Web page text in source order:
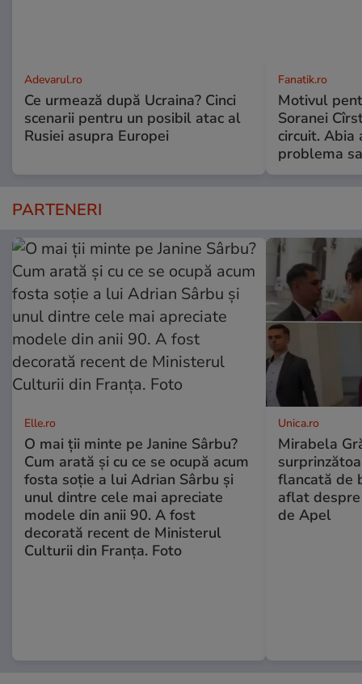
Adevarul.ro
Ce urmează după Ucraina? Cinci
scenarii pentru un posibil atac al
Rusiei asupra Europei
Fanatik.ro
Motivul
Soranei
circuit. Abia
problema
PARTENERI
Elle.ro
O mai ții minte pe Janine Sârbu?
Cum arată și cu ce se ocupă acum
fosta soție a lui Adrian Sârbu și
unul dintre cele mai apreciate
modele din anii 90. A fost
decorată recent de Ministerul
Culturii din Franța. Foto
Unica.ro
Mirabela
flancată de
aflat
de Apel